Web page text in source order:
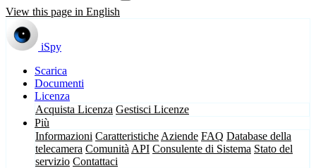
View this page in English
iSpy
Scarica
Documenti
Licenza
Acquista Licenza Gestisci Licenze
Più
Informazioni Caratteristiche Aziende FAQ Database della
telecamera Comunità API Consulente di Sistema Stato del
servizio Contattaci